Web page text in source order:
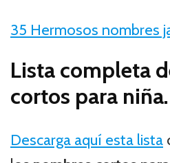
35 Hermosos nombres
Lista completa
cortos para niña.
Descarga aquí esta lista